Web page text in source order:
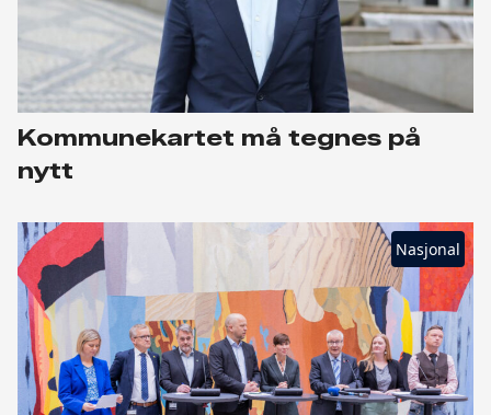
Kommunekartet må tegnes på
nytt
Nasjonal